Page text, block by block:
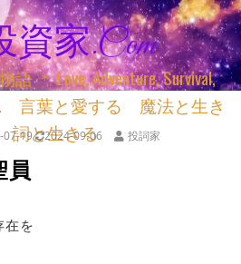
資家.com
＊ Love, Adventure, Survival,
言葉と愛する 魔法と生き
と生きる
07-19 2024-09-06 投詞家
員
在を